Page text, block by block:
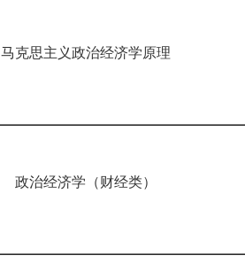
马克思主义政治经济学原理
政治经济学（财经类）